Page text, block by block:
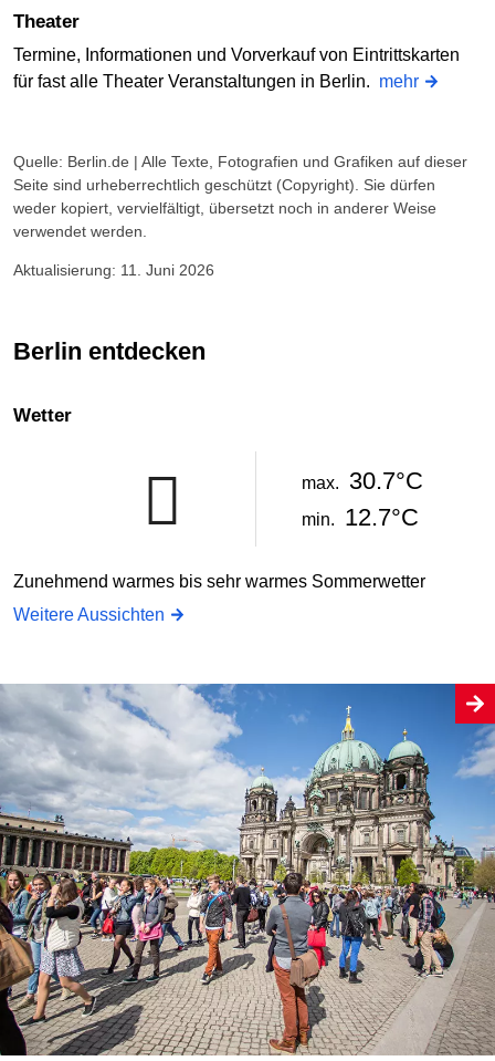
Theater
Termine, Informationen und Vorverkauf von Eintrittskarten
für fast alle Theater Veranstaltungen in Berlin. mehr
Quelle: Berlin.de | Alle Texte, Fotografien und Grafiken auf dieser
Seite sind urheberrechtlich geschützt (Copyright). Sie dürfen
weder kopiert, vervielfältigt, übersetzt noch in anderer Weise
verwendet werden.
Aktualisierung: 11. Juni 2026
Berlin entdecken
Wetter
max. 30.7°C
min. 12.7°C
Zunehmend warmes bis sehr warmes Sommerwetter
Weitere Aussichten